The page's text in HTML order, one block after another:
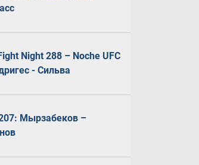
Night 288 – Noche UFC
- Сильва
Мырзабеков –